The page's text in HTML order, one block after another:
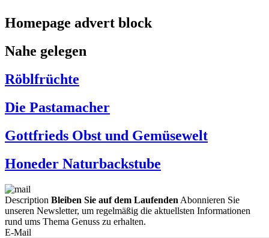
Homepage advert block
Nahe gelegen
Röblfrüchte
Die Pastamacher
Gottfrieds Obst und Gemüsewelt
Honeder Naturbackstube
Description Bleiben Sie auf dem Laufenden Abonnieren Sie
unseren Newsletter, um regelmäßig die aktuellsten Informationen
rund ums Thema Genuss zu erhalten.
E-Mail